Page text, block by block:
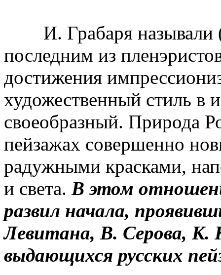
И. Грабаря называли
последним из
достижения
художественный стиль в
своеобразный. Природа
пейзажах совершенно
радужными красками,
и света. В этом
развил начала,
Левитана, В. Серова, К.
выдающихся русских